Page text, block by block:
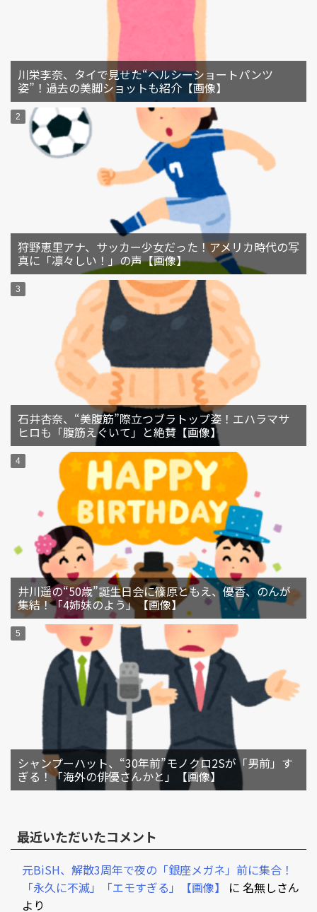
川栄李奈、タイで見せた“ヘルシーショートパンツ
姿”！過去の美脚ショットも紹介【画像】
狩野恵里アナ、サッカー少女だった！アメリカ時代の写
真に「凛々しい！」の声【画像】
石井杏奈、“美腹筋”際立つブラトップ姿！エハラマサ
ヒロも「腹筋えぐいて」と絶賛【画像】
井川遥の“50歳”誕生日会に篠原ともえ、優香、のんが
集結！「4姉妹のよう」【画像】
シャンプーハット、“30年前”モノクロ2Sが「男前」す
ぎる！「海外の俳優さんかと」【画像】
最近いただいたコメント
元BiSH、解散3周年で夜の「銀座メガネ」前に集合！
「永久に不滅」「エモすぎる」【画像】
に 名無しさん
より